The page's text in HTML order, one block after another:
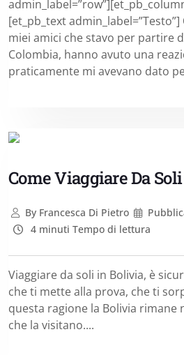
[et_pb_text
miei amici che stavo per partire
Colombia, hanno avuto una
praticamente mi avevano dato
Come Viaggiare Da
ByFrancesca Di Pietro
4 minuti Tempo di lettura
Viaggiare da soli in Bolivia, è
che ti mette alla prova, che ti
questa ragione la Bolivia
che la visitano....